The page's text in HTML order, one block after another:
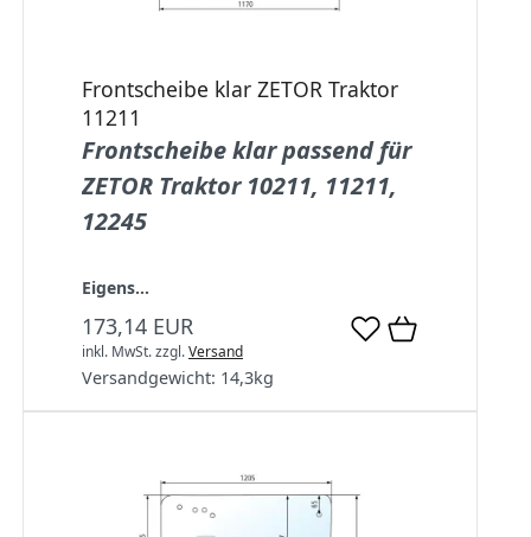
Frontscheibe klar ZETOR Traktor
11211
Frontscheibe klar passend für
ZETOR Traktor 10211, 11211,
12245
Eigens...
173,14 EUR
inkl. MwSt.zzgl.Versand
Versandgewicht: 14,3kg